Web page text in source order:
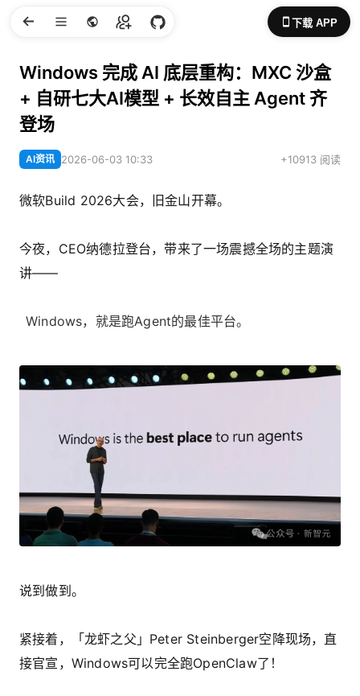
下载 APP
Windows 完成 AI 底层重构：MXC 沙盒
+ 自研七大AI模型 + 长效自主 Agent 齐
登场
AI资讯 2026-06-03 10:33 +10913 阅读
微软Build 2026大会，旧金山开幕。
今夜，CEO纳德拉登台，带来了一场震撼全场的主题演
讲——
Windows，就是跑Agent的最佳平台。
说到做到。
紧接着，「龙虾之父」Peter Steinberger空降现场，直
接官宣，Windows可以完全跑OpenClaw了！